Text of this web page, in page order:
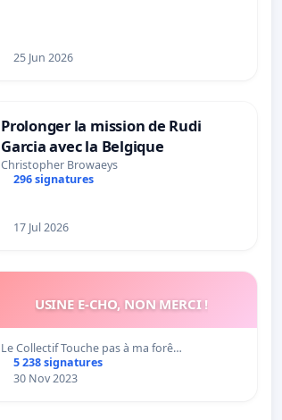
25 Jun 2026
Prolonger la mission de Rudi
Garcia avec la Belgique
Christopher Browaeys
296 signatures
17 Jul 2026
USINE E-CHO, NON MERCI !
Le Collectif Touche pas à ma forê…
5 238 signatures
30 Nov 2023